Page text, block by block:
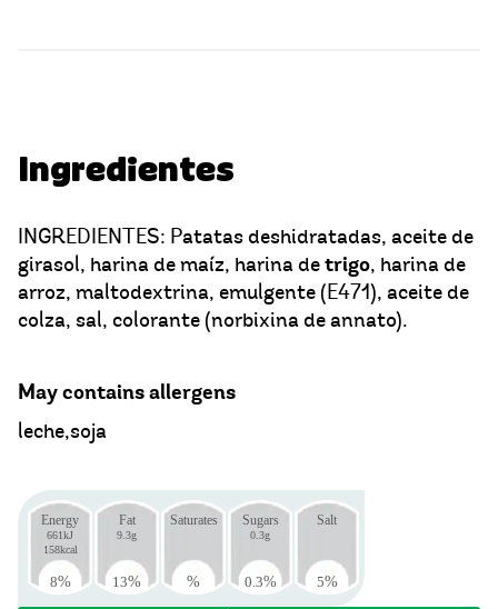
Ingredientes
INGREDIENTES: Patatas deshidratadas, aceite de
girasol, harina de maíz, harina detrigo, harina de
arroz, maltodextrina, emulgente (E471), aceite de
colza, sal, colorante (norbixina de annato).
May contains allergens
leche,soja
Energy
661kJ
158kcal
8%
Fat
9.3g
13%
Saturates
%
Sugars
0.3g
0.3%
Salt
5%